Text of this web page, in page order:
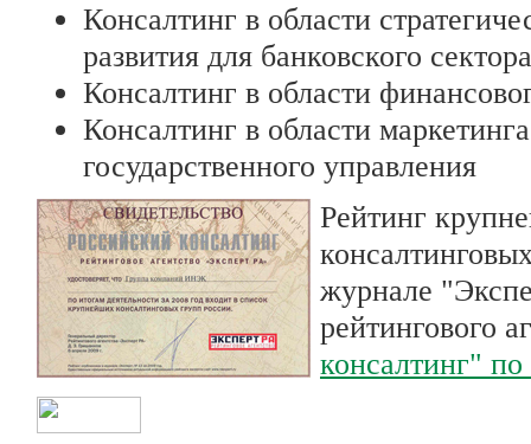
Консалтинг в области
развития для банковского сектора
Консалтинг в области
Консалтинг в области
государственного управления
Рейтинг
журнале
рейтингового
консалтинг"